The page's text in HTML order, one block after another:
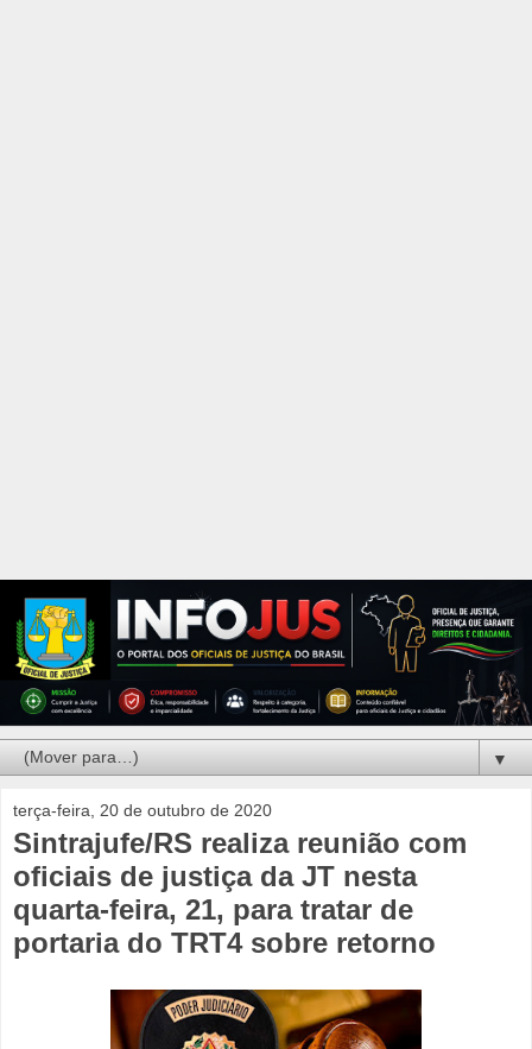
▼
terça-feira, 20 de outubro de 2020
Sintrajufe/RS realiza reunião com
oficiais de justiça da JT nesta
quarta-feira, 21, para tratar de
portaria do TRT4 sobre retorno